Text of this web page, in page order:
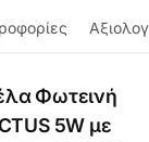
Φωτεινή
5W με